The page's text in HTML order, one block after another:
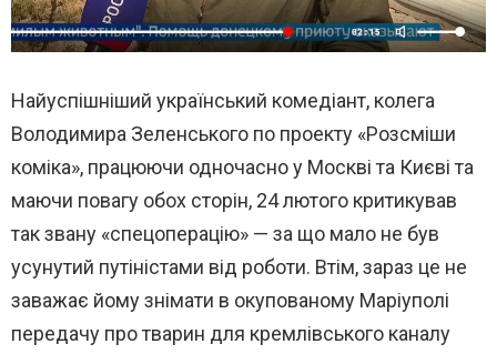
Найуспішніший український комедіант, колега
Володимира Зеленського по проекту «Розсміши
коміка», працюючи одночасно у Москві та Києві та
маючи повагу обох сторін, 24 лютого критикував
так звану «спецоперацію» — за що мало не був
усунутий путіністами від роботи. Втім, зараз це не
заважає йому знімати в окупованому Маріуполі
передачу про тварин для кремлівського каналу